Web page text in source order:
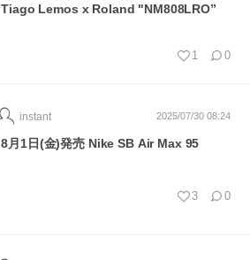
Tiago Lemos x Roland "NM808LRO”
1 0
2025/07/30 08:24
instant
8月1日(金)発売 Nike SB Air Max 95
3 0